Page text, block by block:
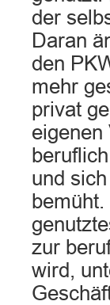
der
Daran
den
mehr
privat
eigenen
und
zur
wird,